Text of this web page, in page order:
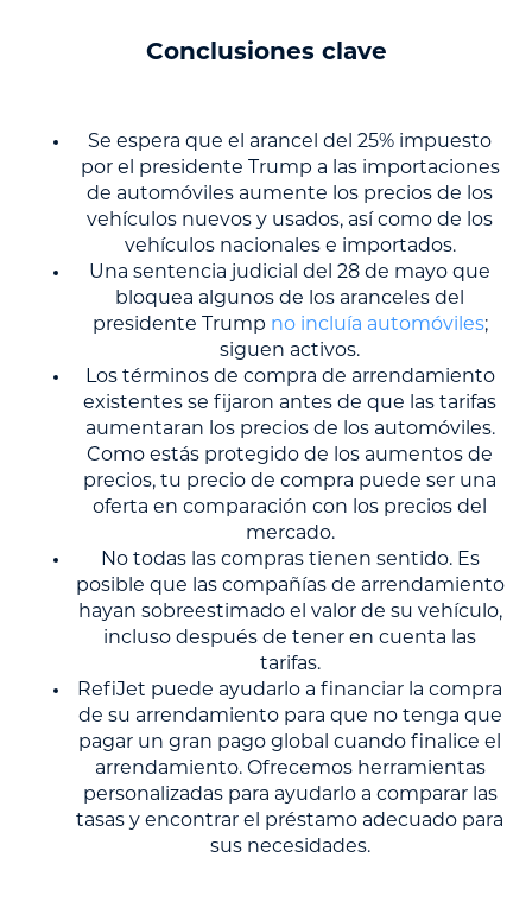
Conclusiones clave
Se espera que el arancel del 25% impuesto
por el presidente Trump a las importaciones
de automóviles aumente los precios de los
vehículos nuevos y usados, así como de los
vehículos nacionales e importados.
Una sentencia judicial del 28 de mayo que
bloquea algunos de los aranceles del
presidente Trump no incluía automóviles;
siguen activos.
Los términos de compra de arrendamiento
existentes se fijaron antes de que las tarifas
aumentaran los precios de los automóviles.
Como estás protegido de los aumentos de
precios, tu precio de compra puede ser una
oferta en comparación con los precios del
mercado.
No todas las compras tienen sentido. Es
posible que las compañías de arrendamiento
hayan sobreestimado el valor de su vehículo,
incluso después de tener en cuenta las
tarifas.
RefiJet puede ayudarlo a financiar la compra
de su arrendamiento para que no tenga que
pagar un gran pago global cuando finalice el
arrendamiento. Ofrecemos herramientas
personalizadas para ayudarlo a comparar las
tasas y encontrar el préstamo adecuado para
sus necesidades.